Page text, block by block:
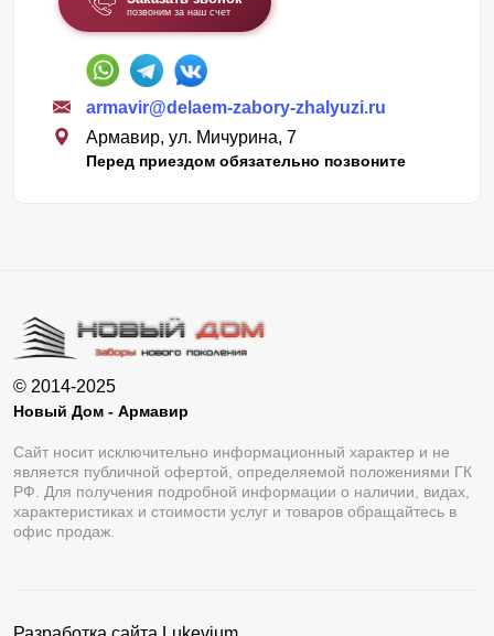
позвоним за наш счет
armavir@delaem-zabory-zhalyuzi.ru
Армавир, ул. Мичурина, 7
Перед приездом обязательно позвоните
© 2014-2025
Новый Дом - Армавир
Сайт носит исключительно информационный характер и не
является публичной офертой, определяемой положениями ГК
РФ. Для получения подробной информации о наличии, видах,
характеристиках и стоимости услуг и товаров обращайтесь в
офис продаж.